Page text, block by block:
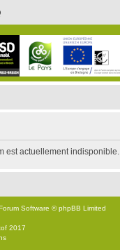
est actuellement indisponible.
Software © phpBB Limited
2017